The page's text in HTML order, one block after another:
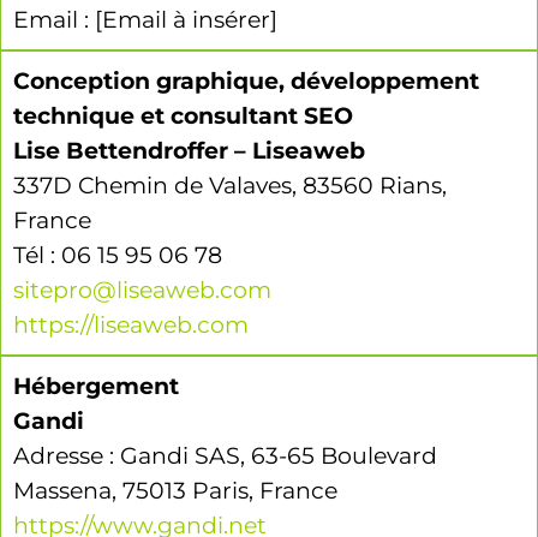
Email : [Email à insérer]
Conception graphique, développement
technique et consultant SEO
Lise Bettendroffer – Liseaweb
337D Chemin de Valaves, 83560 Rians,
France
Tél : 06 15 95 06 78
sitepro@liseaweb.com
https://liseaweb.com
Hébergement
Gandi
Adresse : Gandi SAS, 63-65 Boulevard
Massena, 75013 Paris, France
https://www.gandi.net